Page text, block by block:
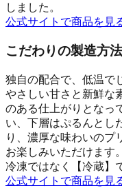
しました。
公式サイトで商品を見
こだわりの製造方
独自の配合で、低温で
やさしい甘さと新鮮な
のある仕上がりとなっ
い、下層はぷるんとし
り、濃厚な味わいのプ
お楽しみいただけます
冷凍ではなく【冷蔵】
公式サイトで商品を見